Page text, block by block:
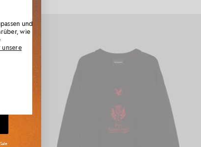
und
wie
unsere